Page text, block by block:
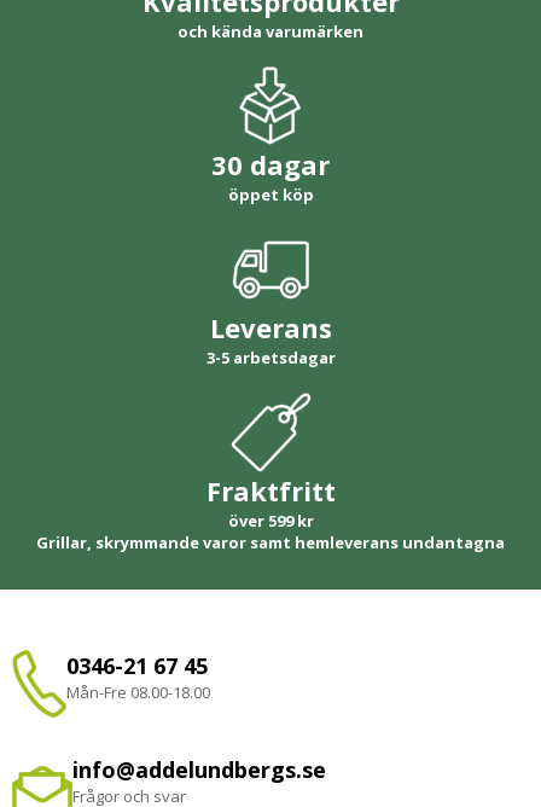
och kända varumärken
30 dagar
öppet köp
Leverans
3-5 arbetsdagar
Fraktfritt
över 599 kr
Grillar, skrymmande varor samt hemleverans undantagna
0346-21 67 45
Mån-Fre 08.00-18.00
info@addelundbergs.se
Frågor och svar